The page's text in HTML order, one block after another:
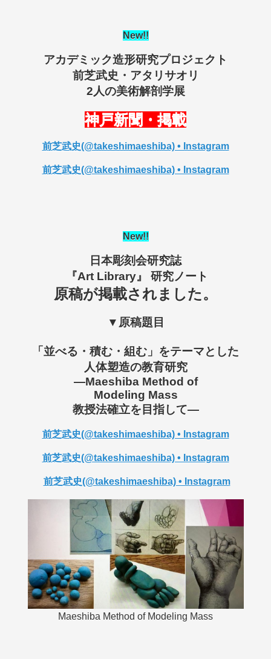
New!!
アカデミック造形研究プロジェクト
前芝武史・アタリサオリ
2人の美術解剖学展
神戸新聞・掲載
前芝武史(@takeshimaeshiba) • Instagram
前芝武史(@takeshimaeshiba) • Instagram
New!!
日本彫刻会研究誌
『Art Library』 研究ノート
原稿が掲載されました。
▼原稿題目
「並べる・積む・組む」をテーマとした
人体塑造の教育研究
―Maeshiba Method of
Modeling Mass
教授法確立を目指して―
前芝武史(@takeshimaeshiba) • Instagram
前芝武史(@takeshimaeshiba) • Instagram
前芝武史(@takeshimaeshiba) • Instagram
Maeshiba Method of Modeling Mass